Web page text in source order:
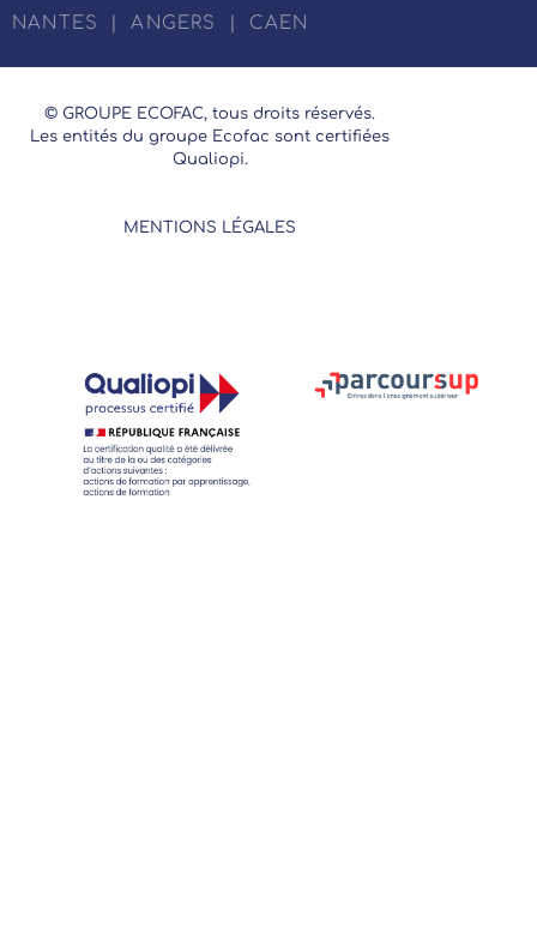
NANTES
ANGERS CAEN
© GROUPE ECOFAC, tous droits réservés.
Les entités du groupe Ecofac sont certifiées
Qualiopi.
MENTIONS LÉGALES